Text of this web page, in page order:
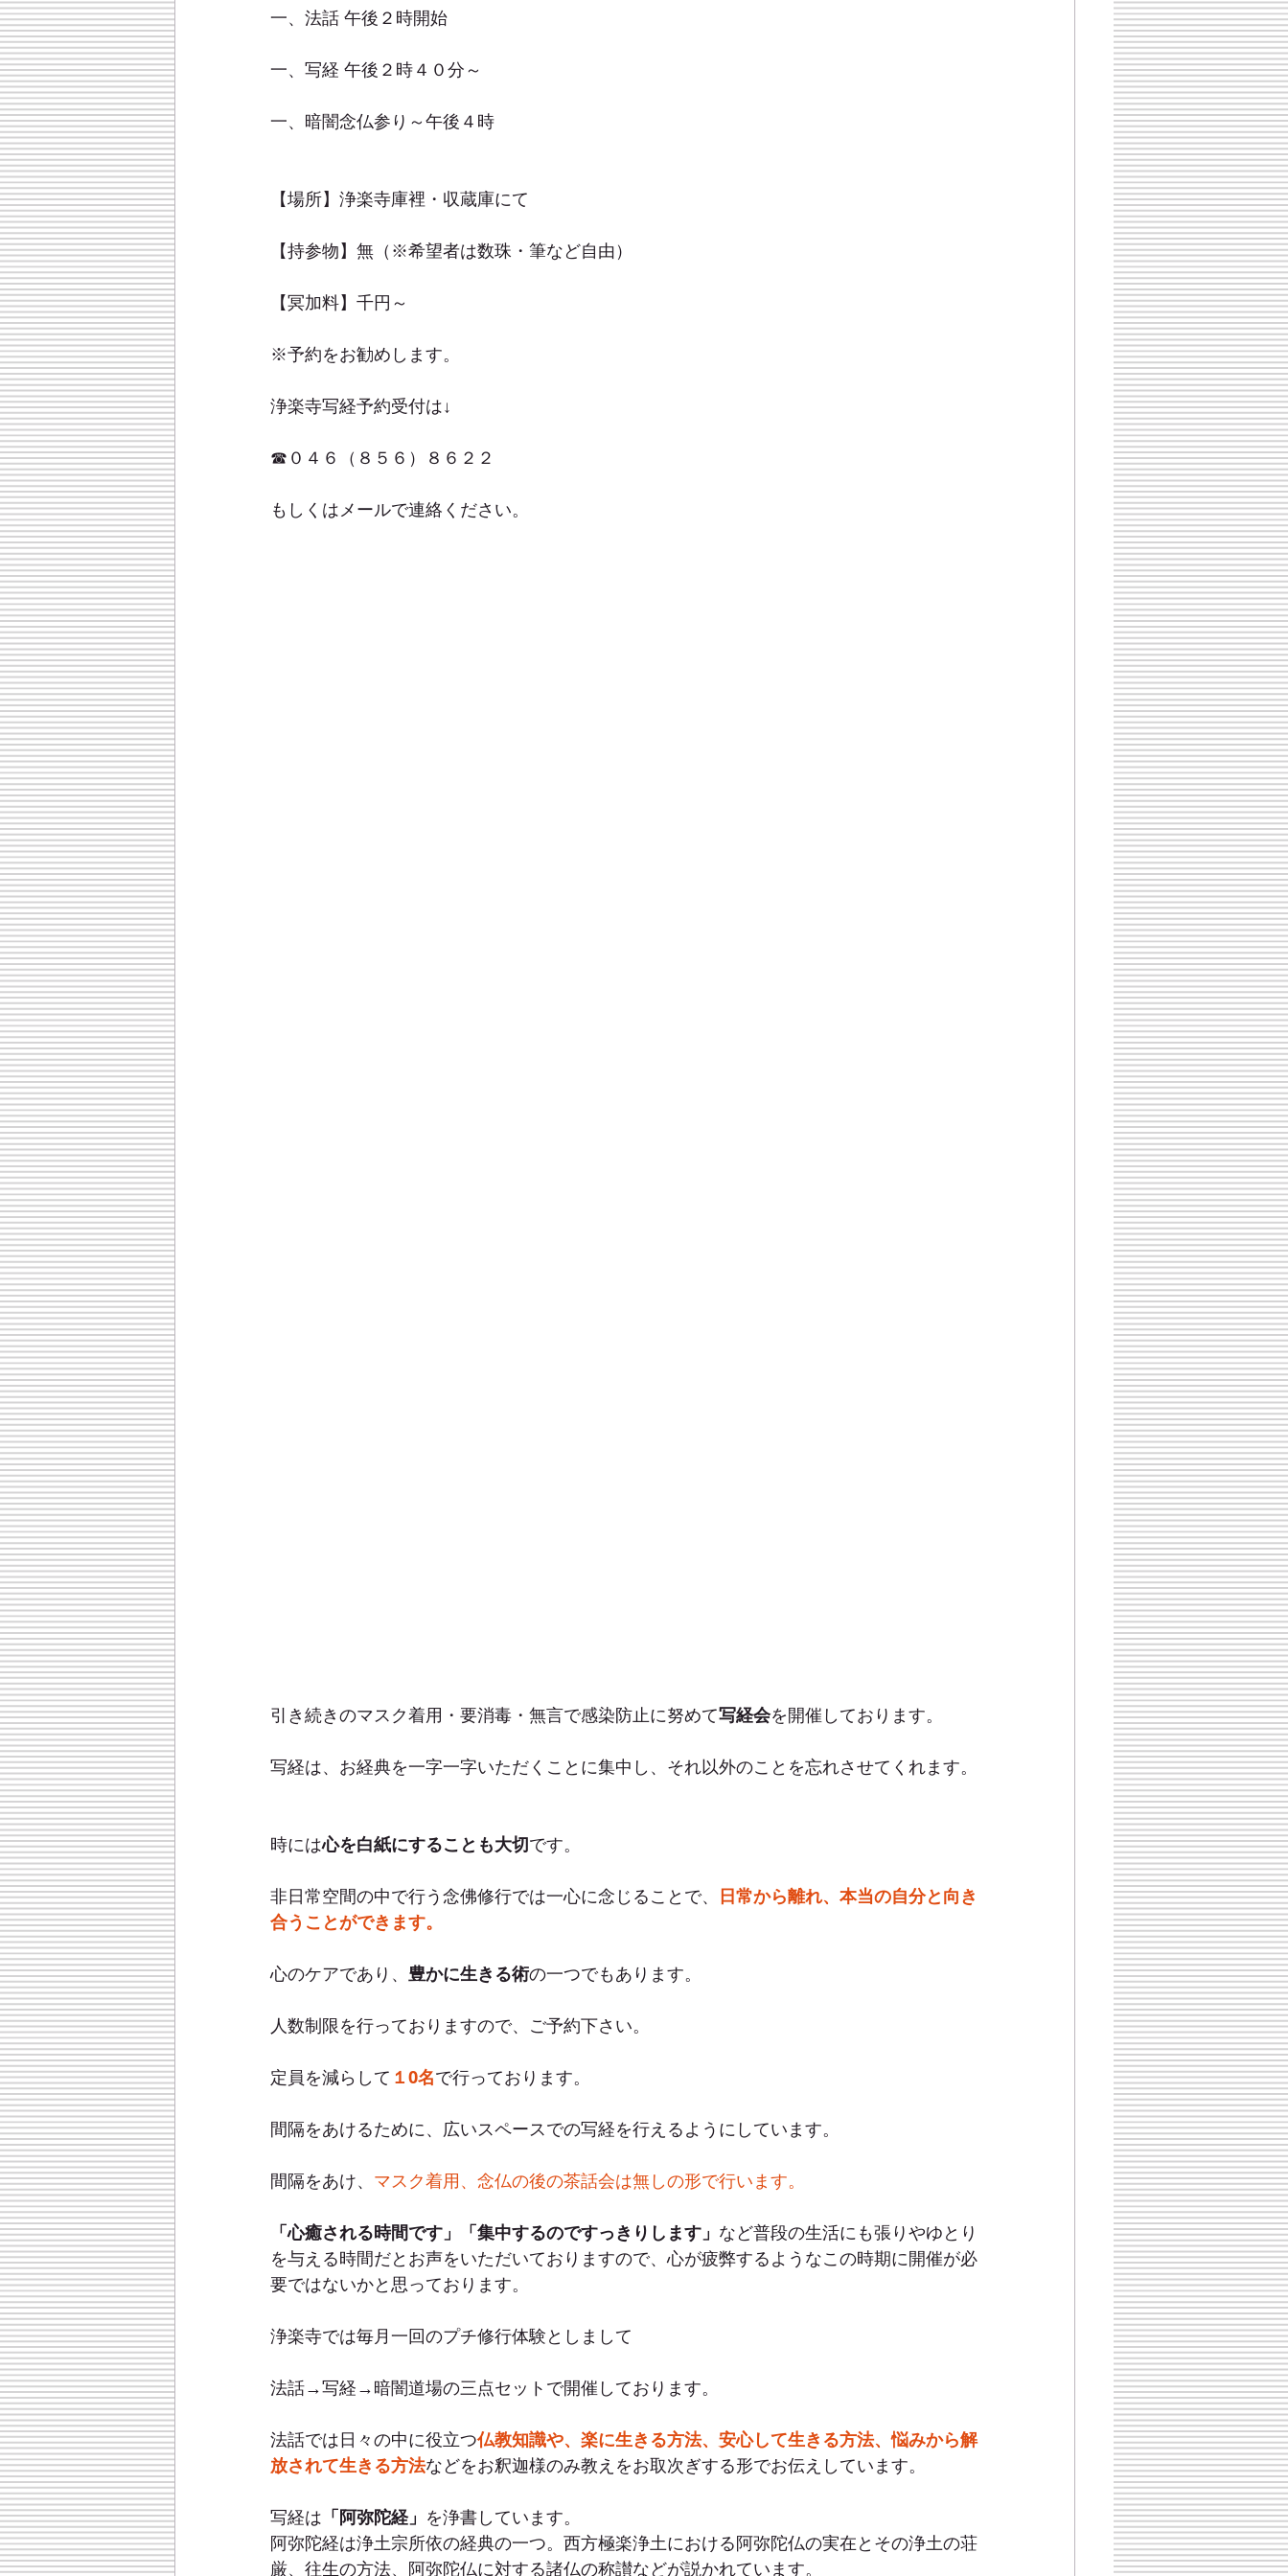
一、法話 午後２時開始
一、写経 午後２時４０分～
一、暗闇念仏参り～午後４時
【場所】浄楽寺庫裡・収蔵庫にて
【持参物】無（※希望者は数珠・筆など自由）
【冥加料】千円～
※予約をお勧めします。
浄楽寺写経予約受付は↓
☎０４６（８５６）８６２２
もしくはメールで連絡ください。
引き続きのマスク着用・要消毒・無言で感染防止に努めて写経会を開催しております。
写経は、お経典を一字一字いただくことに集中し、それ以外のことを忘れさせてくれます。
時には心を白紙にすることも大切です。
非日常空間の中で行う念佛修行では一心に念じることで、 日常から離れ、本当の自分と向き
合うことができます。
心のケアであり、 豊かに生きる術の一つでもあります。
人数制限を行っておりますので、ご予約下さい。
定員を減らして １0名で行っております。
間隔をあけるために、広いスペースでの写経を行えるようにしています。
間隔をあけ、 マスク着用、念仏の後の茶話会は無しの形で行います。
「心癒される時間です」「集中するのですっきりします」 など普段の生活にも張りやゆとり
を与える時間だとお声をいただいておりますので、心が疲弊するようなこの時期に開催が必
要ではないかと思っております。
浄楽寺では毎月一回のプチ修行体験としまして
法話→写経→暗闇道場の三点セットで開催しております。
法話では日々の中に役立つ仏教知識や、楽に生きる方法、安心して生きる方法、悩みから解
放されて生きる方法などをお釈迦様のみ教えをお取次ぎする形でお伝えしています。
写経は 「阿弥陀経」 を浄書しています。
阿弥陀経は浄土宗所依の経典の一つ。西方極楽浄土における阿弥陀仏の実在とその浄土の荘
厳、往生の方法、阿弥陀仏に対する諸仏の称讃などが説かれています。